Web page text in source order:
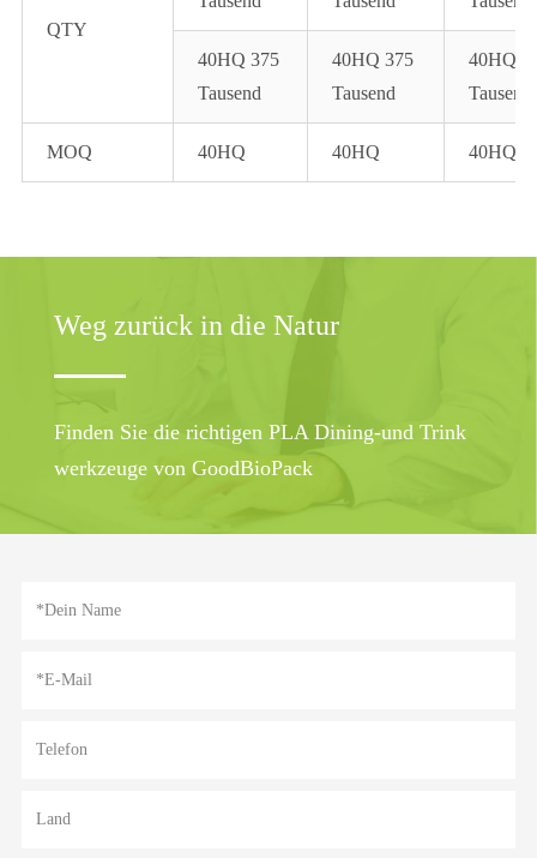
QTY
40HQ 375
Tausend
40HQ 375
Tausend
40HQ
Tausend
MOQ 40HQ 40HQ 40HQ
Weg zurück in die Natur
Finden Sie die richtigen PLA Dining-und Trink
werkzeuge von GoodBioPack